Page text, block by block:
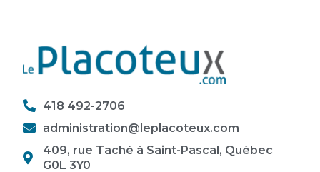
418 492-2706
administration@leplacoteux.com
409, rue Taché à Saint-Pascal, Québec
G0L 3Y0